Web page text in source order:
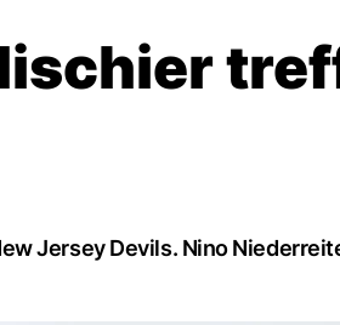
Jersey Devils. Nino